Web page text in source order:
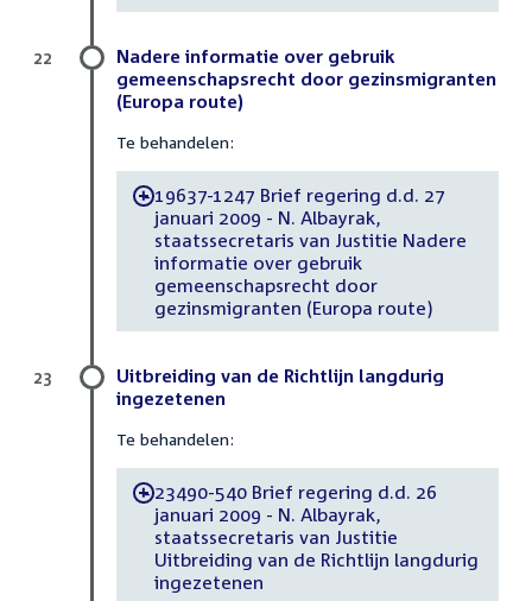
Nadere informatie over gebruik
gemeenschapsrecht door gezinsmigranten
(Europa route)
Te behandelen:
-19637-1247 Brief regering d.d. 27
januari 2009 - N. Albayrak,
staatssecretaris van Justitie Nadere
informatie over gebruik
gemeenschapsrecht door
gezinsmigranten (Europa route)
22
Uitbreiding van de Richtlijn langdurig
ingezetenen
Te behandelen:
-23490-540 Brief regering d.d. 26
januari 2009 - N. Albayrak,
staatssecretaris van Justitie
Uitbreiding van de Richtlijn langdurig
ingezetenen
23